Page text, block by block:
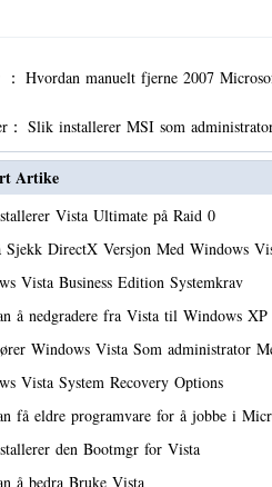
Hvordan manuelt fjerne 2007
： Slik installerer MSI som
Artike
Vista Ultimate på Raid 0
Sjekk DirectX Versjon Med Windows
Vista Business Edition Systemkrav
å nedgradere fra Vista til Windows XP
Windows Vista Som administrator
Vista System Recovery Options
få eldre programvare for å jobbe i
den Bootmgr for Vista
å bedra Bruke Vista